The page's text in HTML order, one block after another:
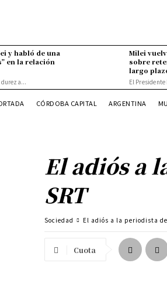
y habló de una
en la relación
Milei
sobre
largo
El
CÓRDOBA CAPITAL ARGENTINA
El adiós a
SRT
Sociedad El adiós a la periodista de
Cuota